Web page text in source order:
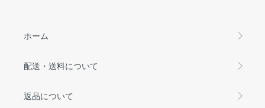
ホーム
配送・送料について
返品について